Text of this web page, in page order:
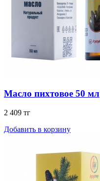
Масло пихтовое 50 мл
2 409 тг
Добавить в корзину